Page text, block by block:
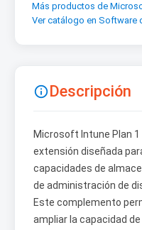
Más productos de
Ver catálogo en Software
Descripción
Microsoft Intune Plan
extensión diseñada
capacidades de
de administración de
Este complemento
ampliar la capacidad